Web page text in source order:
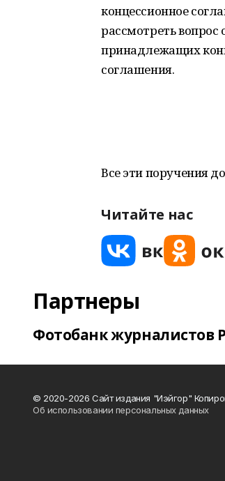
концессионное
рассмотреть
принадлежащих
соглашения.
Все эти поручения
Читайте нас
Партнеры
Фотобанк журналистов
© 2020-2026 Сайт издания "Иэйгор"
Об использовании персональных данных